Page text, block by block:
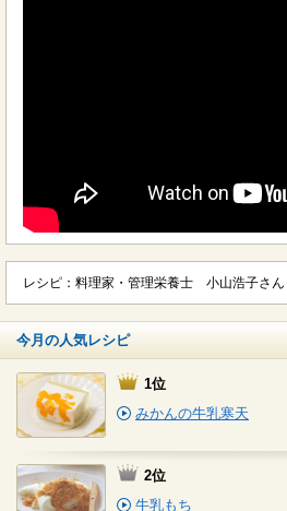
レシピ：料理家・管理栄養士 小山浩子さん
今月の人気レシピ
1位
みかんの牛乳寒天
2位
牛乳もち